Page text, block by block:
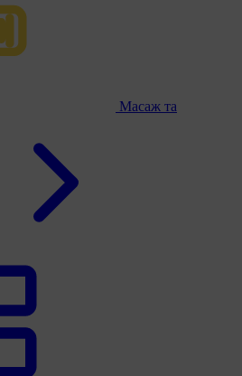
Масаж та